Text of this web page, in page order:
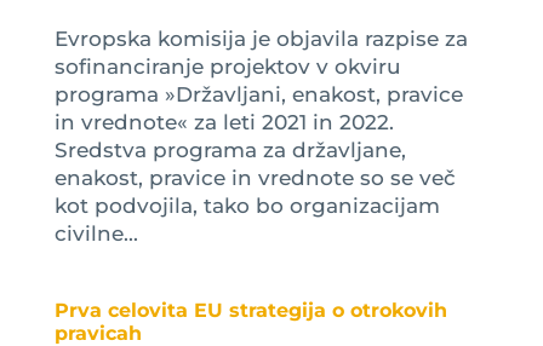
Evropska komisija je objavila razpise za
sofinanciranje projektov v okviru
programa »Državljani, enakost, pravice
in vrednote« za leti 2021 in 2022.
Sredstva programa za državljane,
enakost, pravice in vrednote so se več
kot podvojila, tako bo organizacijam
civilne...
Prva celovita EU strategija o otrokovih
pravicah